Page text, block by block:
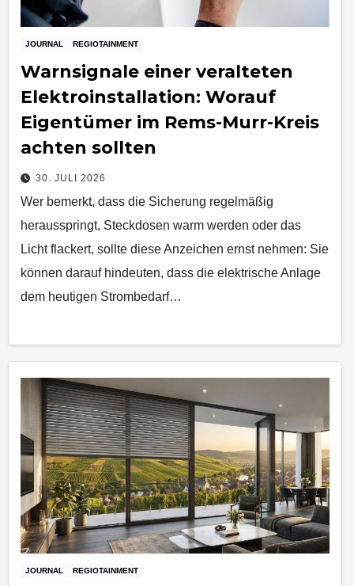
JOURNAL REGIOTAINMENT
Warnsignale einer veralteten
Elektroinstallation: Worauf
Eigentümer im Rems-Murr-Kreis
achten sollten
30. JULI 2026
Wer bemerkt, dass die Sicherung regelmäßig
herausspringt, Steckdosen warm werden oder das
Licht flackert, sollte diese Anzeichen ernst nehmen: Sie
können darauf hindeuten, dass die elektrische Anlage
dem heutigen Strombedarf…
JOURNAL REGIOTAINMENT